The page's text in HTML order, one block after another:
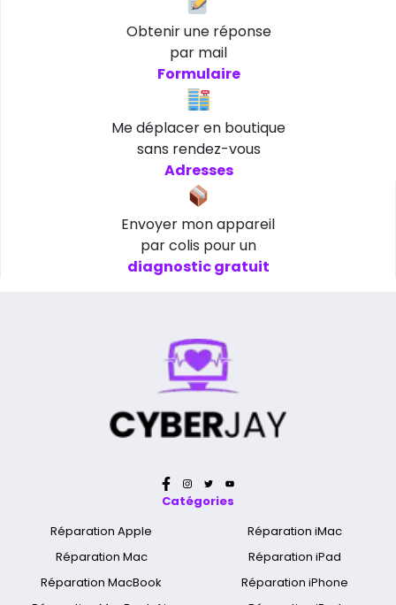
Obtenir une réponse
par mail
Formulaire
Me déplacer en boutique
sans rendez-vous
Adresses
Envoyer mon appareil
par colis pour un
diagnostic gratuit
Catégories
Réparation Apple
Réparation Mac
Réparation MacBook
Réparation iMac
Réparation iPad
Réparation iPhone